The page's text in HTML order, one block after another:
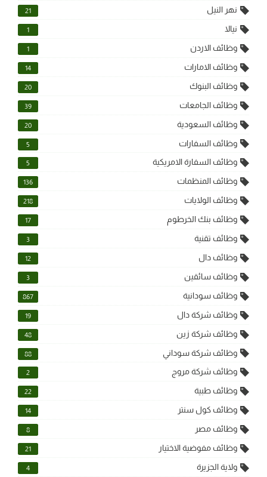
نهر النيل 21
نيالا 1
وظائف الاردن 1
وظائف الامارات 14
وظائف البنوك 20
وظائف الجامعات 39
وظائف السعودية 20
وظائف السفارات 5
وظائف السفارة الامريكية 5
وظائف المنظمات 136
وظائف الولايات 218
وظائف بنك الخرطوم 17
وظائف تقنية 3
وظائف دال 12
وظائف سائقين 3
وظائف سودانية 867
وظائف شركة دال 19
وظائف شركة زين 48
وظائف شركة سوداني 88
وظائف شركة مروج 2
وظائف طبية 22
وظائف كول سنتر 14
وظائف مصر 8
وظائف مفوضية الاختيار 21
ولاية الجزيرة 4